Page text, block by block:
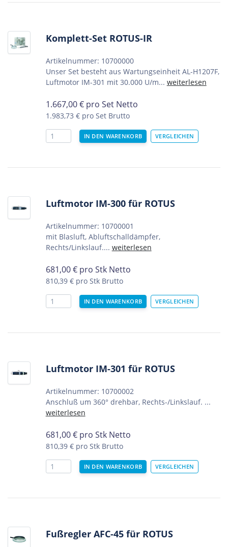
Komplett-Set ROTUS-IR
Artikelnummer: 10700000
Unser Set besteht aus Wartungseinheit AL-H1207F,
Luftmotor IM-301 mit 30.000 U/m... weiterlesen
1.667,00€ pro Set Netto
1.983,73 € pro Set Brutto
Luftmotor IM-300 für ROTUS
Artikelnummer: 10700001
mit Blasluft, Abluftschalldämpfer,
Rechts/Linkslauf.... weiterlesen
681,00€ pro Stk Netto
810,39 € pro Stk Brutto
Luftmotor IM-301 für ROTUS
Artikelnummer: 10700002
Anschluß um 360° drehbar, Rechts-/Linkslauf. ...
weiterlesen
681,00€ pro Stk Netto
810,39 € pro Stk Brutto
Fußregler AFC-45 für ROTUS